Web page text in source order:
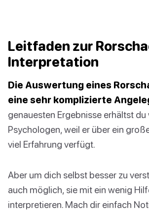
Leitfaden zur
Interpretation
Die Auswertung eines
eine sehr komplizierte
genauesten Ergebnisse erhältst du
Psychologen, weil er über ein
viel Erfahrung verfügt.
Aber um dich selbst besser zu
auch möglich, sie mit ein wenig
interpretieren. Mach dir einfach